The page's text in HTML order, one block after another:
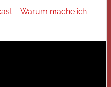
– Warum mache ich